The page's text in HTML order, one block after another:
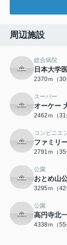
周辺施設
総合病院
日本大学
2370ｍ（30
スーパー
オーケー
2462ｍ（31
コンビニエ
ファミリ
2791ｍ（35
公園
おとめ山
3295ｍ（42
公園
高円寺北
4338ｍ（55